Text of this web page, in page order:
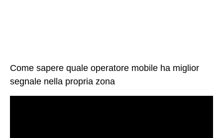
Come sapere quale operatore mobile ha miglior
segnale nella propria zona